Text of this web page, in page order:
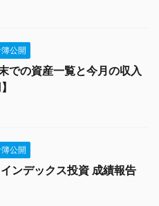
公開
での資産一覧と今月の収入
公開
ンデックス投資 成績報告